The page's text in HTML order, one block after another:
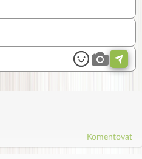
Komentovat